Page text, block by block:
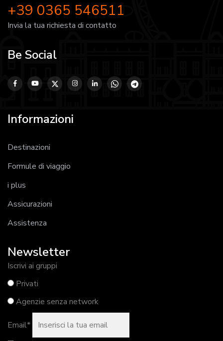
+39 0365 546511
Invia la tua richiesta di contatto
Be Social
Informazioni
Destinazioni
Formule di viaggio
i plus
Assicurazioni
Assistenza
Newsletter
Iscrivi ai gruppi
Privati
Agenzie senza network
Email*